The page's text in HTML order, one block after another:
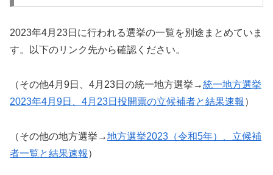
2023年4月23日に行われる選挙の一覧を別途まとめていま
す。以下のリンク先から確認ください。
（その他4月9日、4月23日の統一地方選挙→統一地方選挙
2023年4月9日、4月23日投開票の立候補者と結果速報 ）
（その他の地方選挙→地方選挙2023（令和5年）、立候補
者一覧と結果速報 ）